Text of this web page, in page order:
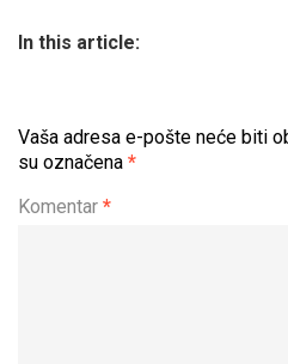
In this article:
Vaša adresa e-pošte neće biti
su označena *
Komentar *